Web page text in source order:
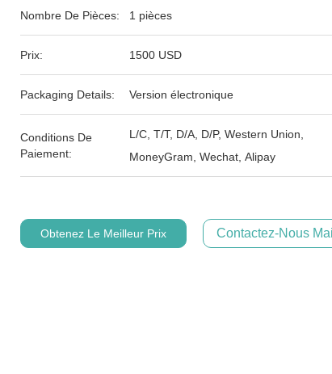
Nombre De Pièces: 1 pièces
Prix: 1500 USD
Packaging Details: Version électronique
Conditions De
Paiement:
L/C, T/T, D/A, D/P, Western Union,
MoneyGram, Wechat, Alipay
Obtenez Le Meilleur Prix Contactez-Nous